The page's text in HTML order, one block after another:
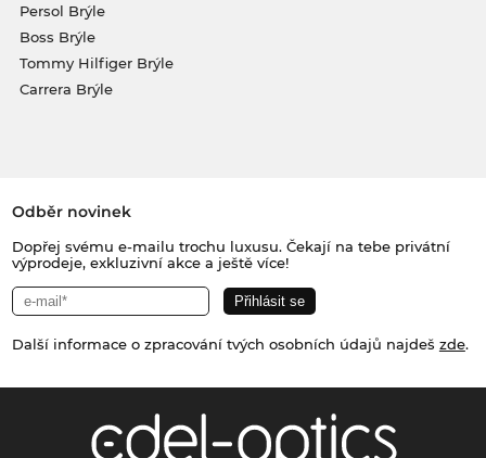
Persol Brýle
Boss Brýle
Tommy Hilfiger Brýle
Carrera Brýle
Odběr novinek
Dopřej svému e-mailu trochu luxusu. Čekají na tebe privátní
výprodeje, exkluzivní akce a ještě více!
Další informace o zpracování tvých osobních údajů najdeš zde.